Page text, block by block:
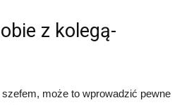
z kolegą-
może to wprowadzić pewne